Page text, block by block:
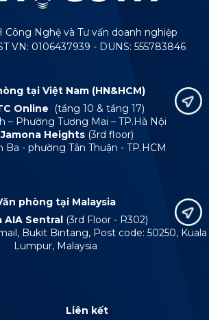
Công Nghệ và Tư vấn doanh nghiệp
VN: 0106437939 - DUNS: 555783846
tại Việt Nam (HN&HCM)
Online
(tầng 10 & tầng 17)
– Phường Tương Mai – TP.Hà Nội
Heights (3rd floor)
Ba - phường Tân Thuận - TP.HCM
phòng tại Malaysia
AIA Sentral (3rd Floor - R302)
Bukit Bintang, Post code: 50250, Kuala
Lumpur, Malaysia
Liên kết